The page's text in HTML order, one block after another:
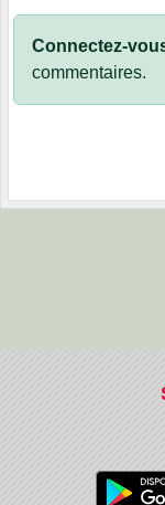
Connectez-
commentaires.